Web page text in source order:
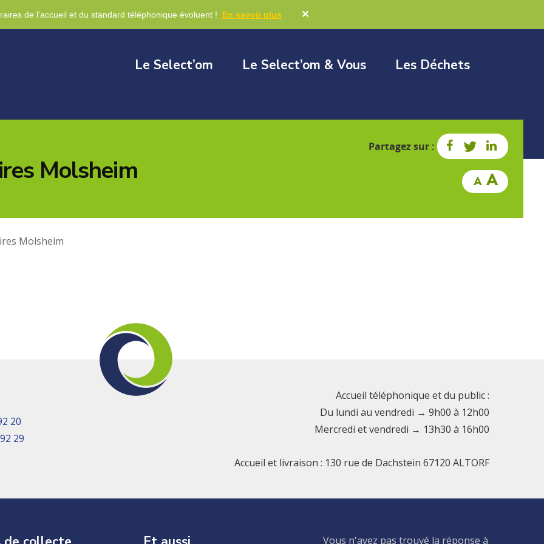
de l'accueil et du standard téléphonique évoluent ! En savoir plus ✕
Le Select’om Le Select’om & Vous Les Déchets
Molsheim
Partagez sur :
Molsheim
20
29
Accueil téléphonique et du public :
Du lundi au vendredi → 9h00 à 12h00
Mercredi et vendredi → 13h30 à 16h00
Accueil et livraison : 130 rue de Dachstein 67120 ALTORF
Vous n'avez pas trouvé la réponse à